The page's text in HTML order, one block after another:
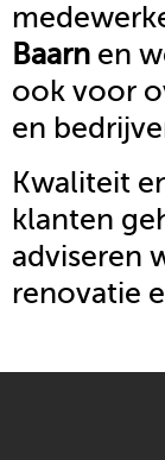
Baarn en
ook voor
en
Kwaliteit
klanten
adviseren
renovatie